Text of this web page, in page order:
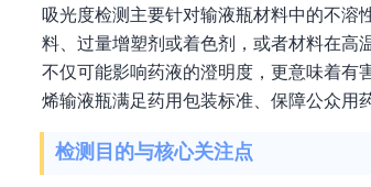
吸光度检测主要针对输液瓶材料中的不溶
料、过量增塑剂或着色剂，或者材料在高
不仅可能影响药液的澄明度，更意味着有
烯输液瓶满足药用包装标准、保障公众用
检测目的与核心关注点